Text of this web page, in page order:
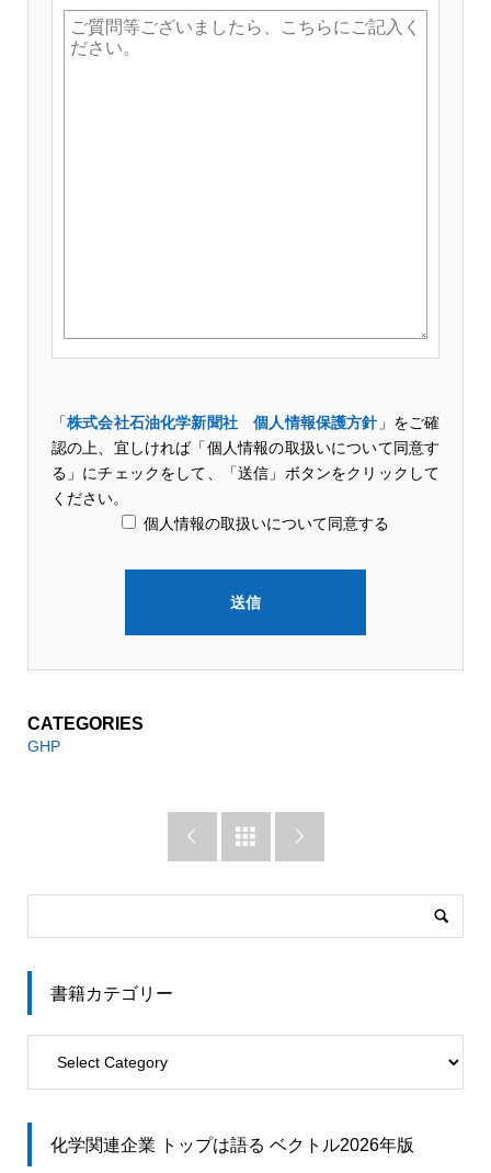
「株式会社石油化学新聞社 個人情報保護方針」をご確
認の上、宜しければ「個人情報の取扱いについて同意す
る」にチェックをして、「送信」ボタンをクリックして
ください。
個人情報の取扱いについて同意する
CATEGORIES
GHP
  
書籍カテゴリー
化学関連企業 トップは語る ベクトル2026年版